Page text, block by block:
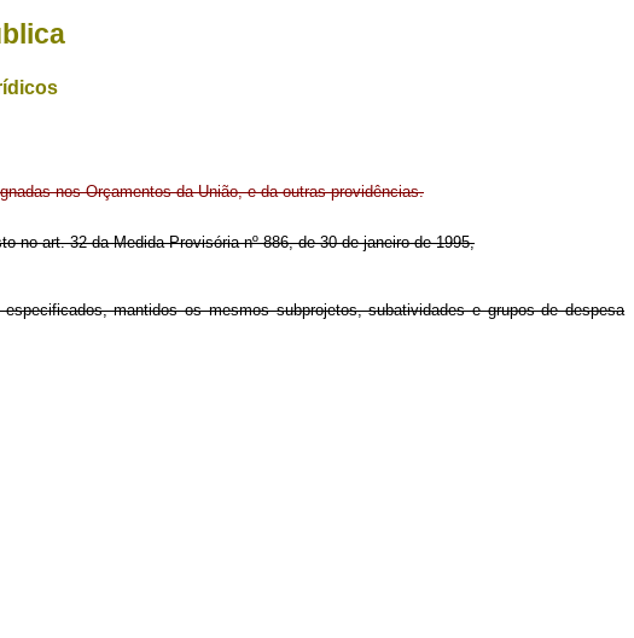
nos Orçamentos da União, e da outras providências.
no art. 32 da Medida Provisória nº 886, de 30 de janeiro de 1995,
mantidos os mesmos subprojetos, subatividades e grupos de despesa